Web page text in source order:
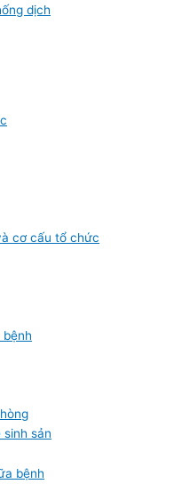
dịch
cơ cấu tổ chức
sinh sản
bệnh